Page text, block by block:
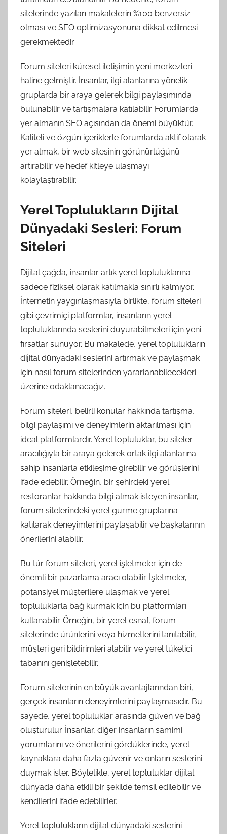
sitelerinde yazılan makalelerin %100 benzersiz
olması ve SEO optimizasyonuna dikkat edilmesi
gerekmektedir.
Forum siteleri küresel iletişimin yeni merkezleri
haline gelmiştir. İnsanlar, ilgi alanlarına yönelik
gruplarda bir araya gelerek bilgi paylaşımında
bulunabilir ve tartışmalara katılabilir. Forumlarda
yer almanın SEO açısından da önemi büyüktür.
Kaliteli ve özgün içeriklerle forumlarda aktif olarak
yer almak, bir web sitesinin görünürlüğünü
artırabilir ve hedef kitleye ulaşmayı
kolaylaştırabilir.
Yerel Toplulukların Dijital
Dünyadaki Sesleri: Forum
Siteleri
Dijital çağda, insanlar artık yerel topluluklarına
sadece fiziksel olarak katılmakla sınırlı kalmıyor.
İnternetin yaygınlaşmasıyla birlikte, forum siteleri
gibi çevrimiçi platformlar, insanların yerel
topluluklarında seslerini duyurabilmeleri için yeni
fırsatlar sunuyor. Bu makalede, yerel toplulukların
dijital dünyadaki seslerini artırmak ve paylaşmak
için nasıl forum sitelerinden yararlanabilecekleri
üzerine odaklanacağız.
Forum siteleri, belirli konular hakkında tartışma,
bilgi paylaşımı ve deneyimlerin aktarılması için
ideal platformlardır. Yerel topluluklar, bu siteler
aracılığıyla bir araya gelerek ortak ilgi alanlarına
sahip insanlarla etkileşime girebilir ve görüşlerini
ifade edebilir. Örneğin, bir şehirdeki yerel
restoranlar hakkında bilgi almak isteyen insanlar,
forum sitelerindeki yerel gurme gruplarına
katılarak deneyimlerini paylaşabilir ve başkalarının
önerilerini alabilir.
Bu tür forum siteleri, yerel işletmeler için de
önemli bir pazarlama aracı olabilir. İşletmeler,
potansiyel müşterilere ulaşmak ve yerel
topluluklarla bağ kurmak için bu platformları
kullanabilir. Örneğin, bir yerel esnaf, forum
sitelerinde ürünlerini veya hizmetlerini tanıtabilir,
müşteri geri bildirimleri alabilir ve yerel tüketici
tabanını genişletebilir.
Forum sitelerinin en büyük avantajlarından biri,
gerçek insanların deneyimlerini paylaşmasıdır. Bu
sayede, yerel topluluklar arasında güven ve bağ
oluşturulur. İnsanlar, diğer insanların samimi
yorumlarını ve önerilerini gördüklerinde, yerel
kaynaklara daha fazla güvenir ve onların seslerini
duymak ister. Böylelikle, yerel topluluklar dijital
dünyada daha etkili bir şekilde temsil edilebilir ve
kendilerini ifade edebilirler.
Yerel toplulukların dijital dünyadaki seslerini